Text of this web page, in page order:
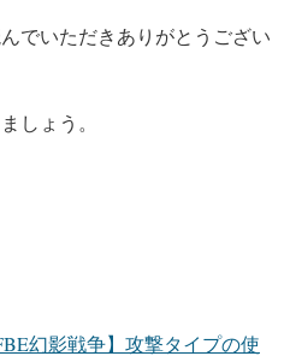
でいただきありがとうござい
しょう。
幻影戦争】攻撃タイプの使